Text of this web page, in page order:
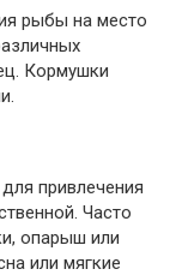
рыбы на место
Кормушки
привлечения
Часто
опарыш или
или мягкие